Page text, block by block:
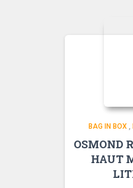
BAG IN BOX
OSMOND
HAUT